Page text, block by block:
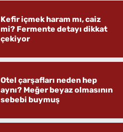
Kefir içmek haram mı, caiz
mi? Fermente detayı dikkat
çekiyor
Otel çarşafları neden hep
aynı? Meğer beyaz olmasının
sebebi buymuş